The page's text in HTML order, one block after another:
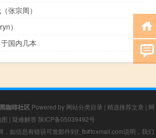
张宗周）
）
国内几本
黑咖啡社区 Powered by 网站分类目录 | 精选推荐文章 | 网
| 疑难解答 陕ICP备05039492号
，如信息有错误可发邮件到f_fb#foxmail.com说明，我们